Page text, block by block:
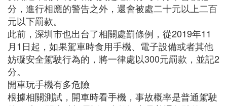
分，進行相應的警告之外，還會被處二十元以上二百
元以下罰款。
此前，深圳市也出台了相關處罰條例，從2019年11
月1日起，如果駕車時食用手機、電子設備或者其他
妨礙安全駕駛行為的，將一律處以300元罰款，並記2
分。
開車玩手機有多危險
根據相關測試，開車時看手機，事故概率是普通駕駛